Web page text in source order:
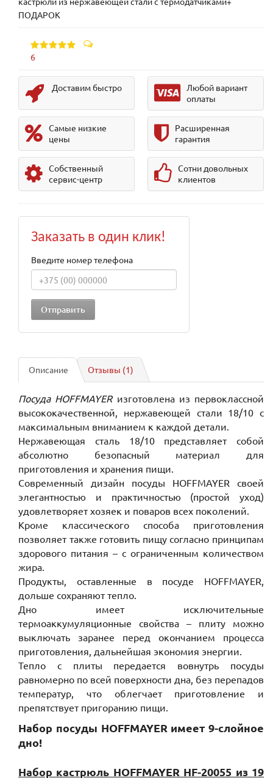
ПОДАРОК
6
Доставим быстро
Любой вариант
оплаты
Самые низкие
цены
Расширенная
гарантия
Собственный
сервис-центр
Сотни довольных
клиентов
Заказать в один клик!
Введите номер телефона
Описание Отзывы (1)
Посуда HOFFMAYER изготовлена из первоклассной
высококачественной, нержавеющей стали 18/10 с
максимальным вниманием к каждой детали.
Нержавеющая сталь 18/10 представляет собой
абсолютно безопасный материал для
приготовления и хранения пищи.
Современный дизайн посуды HOFFMAYER своей
элегантностью и практичностью (простой уход)
удовлетворяет хозяек и поваров всех поколений.
Кроме классического способа приготовления
позволяет также готовить пищу согласно принципам
здорового питания – с ограниченным количеством
жира.
Продукты, оставленные в посуде HOFFMAYER,
дольше сохраняют тепло.
Дно имеет исключительные
термоаккумуляционные свойства – плиту можно
выключать заранее перед окончанием процесса
приготовления, дальнейшая экономия энергии.
Тепло с плиты передается вовнутрь посуды
равномерно по всей поверхности дна, без перепадов
температур, что облегчает приготовление и
препятствует пригоранию пищи.
Набор посуды HOFFMAYER имеет 9-слойное
дно!
Набор кастрюль HOFFMAYER HF-20055 из 19